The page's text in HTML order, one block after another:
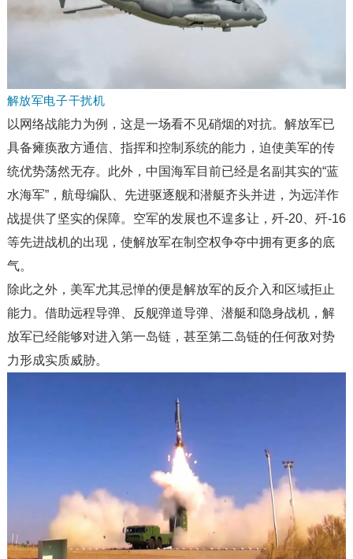
解放军电子干扰机
以网络战能力为例，这是一场看不见硝烟的对抗。解放军已
具备瘫痪敌方通信、指挥和控制系统的能力，迫使美军的传
统优势荡然无存。此外，中国海军目前已经是名副其实的“蓝
水海军”，航母编队、先进驱逐舰和潜艇齐头并进，为远洋作
战提供了坚实的保障。空军的发展也不遑多让，歼-20、歼-16
等先进战机的出现，使解放军在制空权争夺中拥有更多的底
气。
除此之外，美军尤其忌惮的便是解放军的反介入和区域拒止
能力。借助远程导弹、反舰弹道导弹、潜艇和隐身战机，解
放军已经能够对进入第一岛链，甚至第二岛链的任何敌对势
力形成实质威胁。